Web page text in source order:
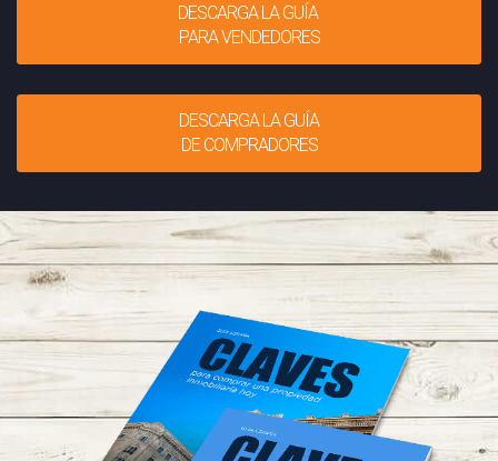
DESCARGA LA GUÍA
PARA VENDEDORES
DESCARGA LA GUÍA
DE COMPRADORES